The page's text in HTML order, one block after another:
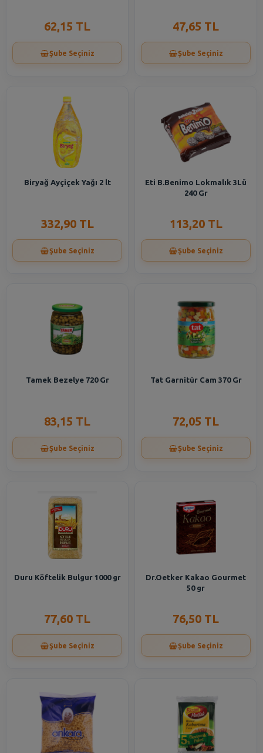
62,15 TL
Şube Seçiniz
47,65 TL
Şube Seçiniz
Biryağ Ayçiçek Yağı 2 lt
332,90 TL
Şube Seçiniz
Eti B.Benimo Lokmalık 3Lü
240 Gr
113,20 TL
Şube Seçiniz
Tamek Bezelye 720 Gr
83,15 TL
Şube Seçiniz
Tat Garnitür Cam 370 Gr
72,05 TL
Şube Seçiniz
Duru Köftelik Bulgur 1000 gr
77,60 TL
Şube Seçiniz
Dr.Oetker Kakao Gourmet
50 gr
76,50 TL
Şube Seçiniz